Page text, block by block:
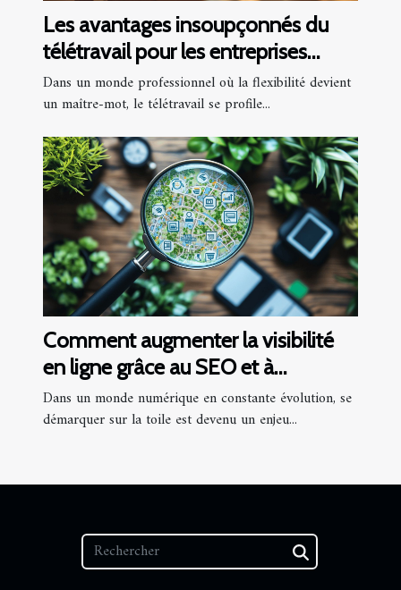
Les avantages insoupçonnés du
télétravail pour les entreprises
modernes
Dans un monde professionnel où la flexibilité devient
un maître-mot, le télétravail se profile...
Comment augmenter la visibilité
en ligne grâce au SEO et à
l'optimisation locale
Dans un monde numérique en constante évolution, se
démarquer sur la toile est devenu un enjeu...